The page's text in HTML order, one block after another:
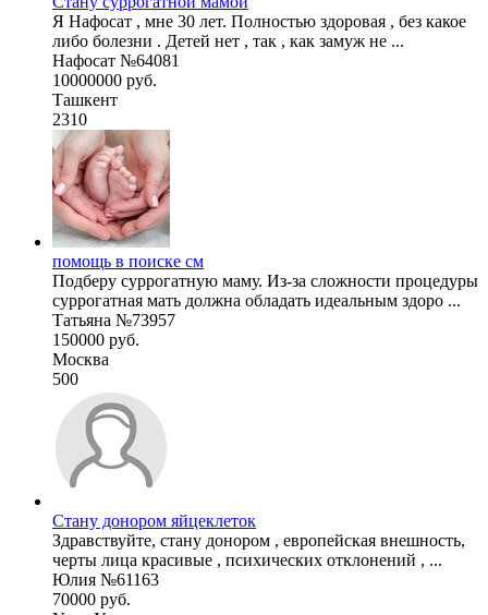
Я Нафосат , мне 30 лет. Полностью здоровая , без какое
либо болезни . Детей нет , так , как замуж не ...
Нафосат №64081
10000000 руб.
Ташкент
2310
помощь в поиске см
Подберу суррогатную маму. Из-за сложности процедуры
суррогатная мать должна обладать идеальным здоро ...
Татьяна №73957
150000 руб.
Москва
500
Стану донором яйцеклеток
Здравствуйте, стану донором , европейская внешность,
черты лица красивые , психических отклонений , ...
Юлия №61163
70000 руб.